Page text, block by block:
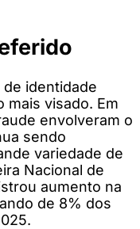
identidade
mais visado. Em
envolveram o
sendo
variedade de
Nacional de
aumento na
de 8% dos